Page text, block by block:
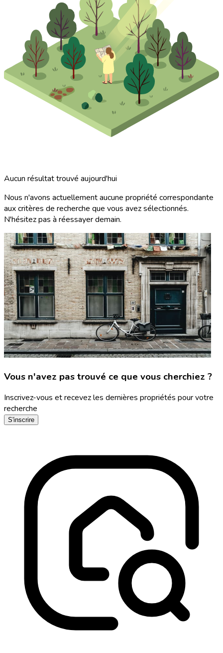
Aucun résultat trouvé aujourd'hui
Nous n'avons actuellement aucune propriété correspondante
aux critères de recherche que vous avez sélectionnés.
N'hésitez pas à réessayer demain.
Vous n'avez pas trouvé ce que vous cherchiez ?
Inscrivez-vous et recevez les dernières propriétés pour votre
recherche
S'inscrire